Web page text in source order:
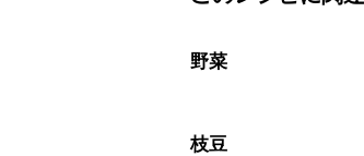
保存期間は冷蔵で
※日持ちは目安です。
野菜
枝豆